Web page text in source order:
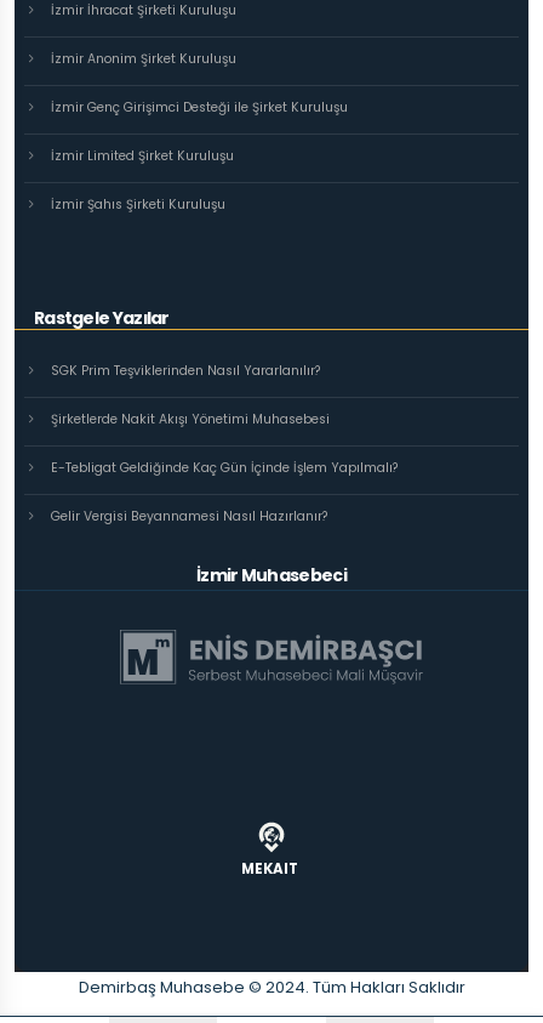
İzmir İhracat Şirketi Kuruluşu
İzmir Anonim Şirket Kuruluşu
İzmir Genç Girişimci Desteği ile Şirket Kuruluşu
İzmir Limited Şirket Kuruluşu
İzmir Şahıs Şirketi Kuruluşu
Rastgele Yazılar
SGK Prim Teşviklerinden Nasıl Yararlanılır?
Şirketlerde Nakit Akışı Yönetimi Muhasebesi
E-Tebligat Geldiğinde Kaç Gün İçinde İşlem Yapılmalı?
Gelir Vergisi Beyannamesi Nasıl Hazırlanır?
İzmir Muhasebeci
MEKAIT
Demirbaş Muhasebe © 2024. Tüm Hakları Saklıdır